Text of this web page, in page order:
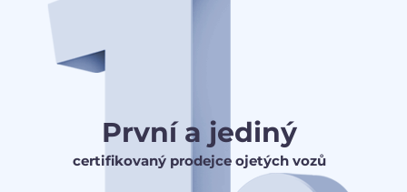
První a jediný
certifikovaný prodejce ojetých vozů